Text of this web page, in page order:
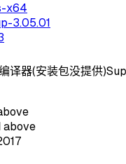
x64
3.05.01
译器(安装包没提供
above